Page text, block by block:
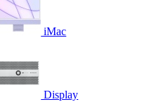
iMac
Display